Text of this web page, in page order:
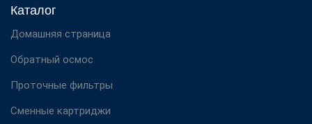
Каталог
Домашняя страница
Обратный осмос
Проточные фильтры
Сменные картриджи